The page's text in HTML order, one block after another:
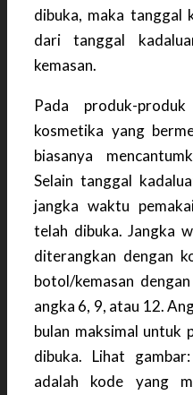
dibuka, maka tanggal
dari tanggal
kemasan.
Pada produk-
kosmetika yang
biasanya
Selain tanggal
jangka waktu
telah dibuka. Jangka
diterangkan dengan
botol/kemasan
angka 6, 9, atau 12.
bulan maksimal untuk
dibuka. Lihat
adalah kode yang